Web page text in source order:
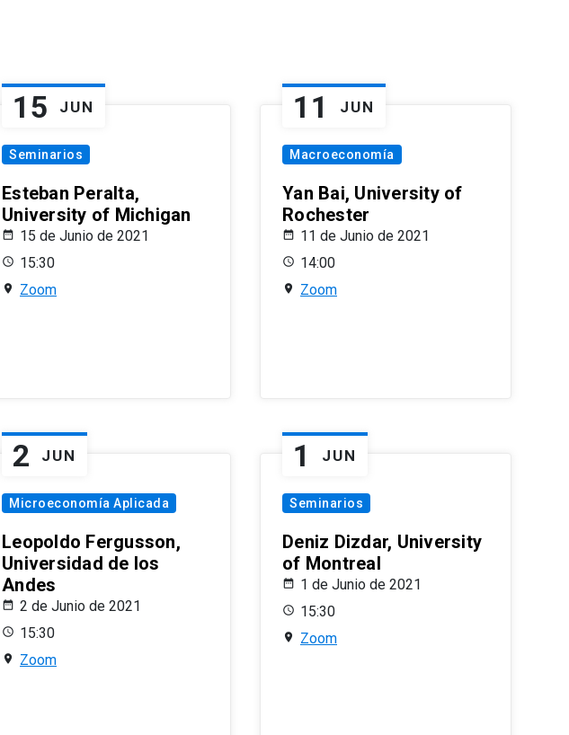
15 JUN
Seminarios
Esteban Peralta,
University of Michigan
15 de Junio de 2021
15:30
Zoom
11 JUN
Macroeconomía
Yan Bai, University of
Rochester
11 de Junio de 2021
14:00
Zoom
2 JUN
Microeconomía Aplicada
Leopoldo Fergusson,
Universidad de los
Andes
2 de Junio de 2021
15:30
Zoom
1 JUN
Seminarios
Deniz Dizdar, University
of Montreal
1 de Junio de 2021
15:30
Zoom